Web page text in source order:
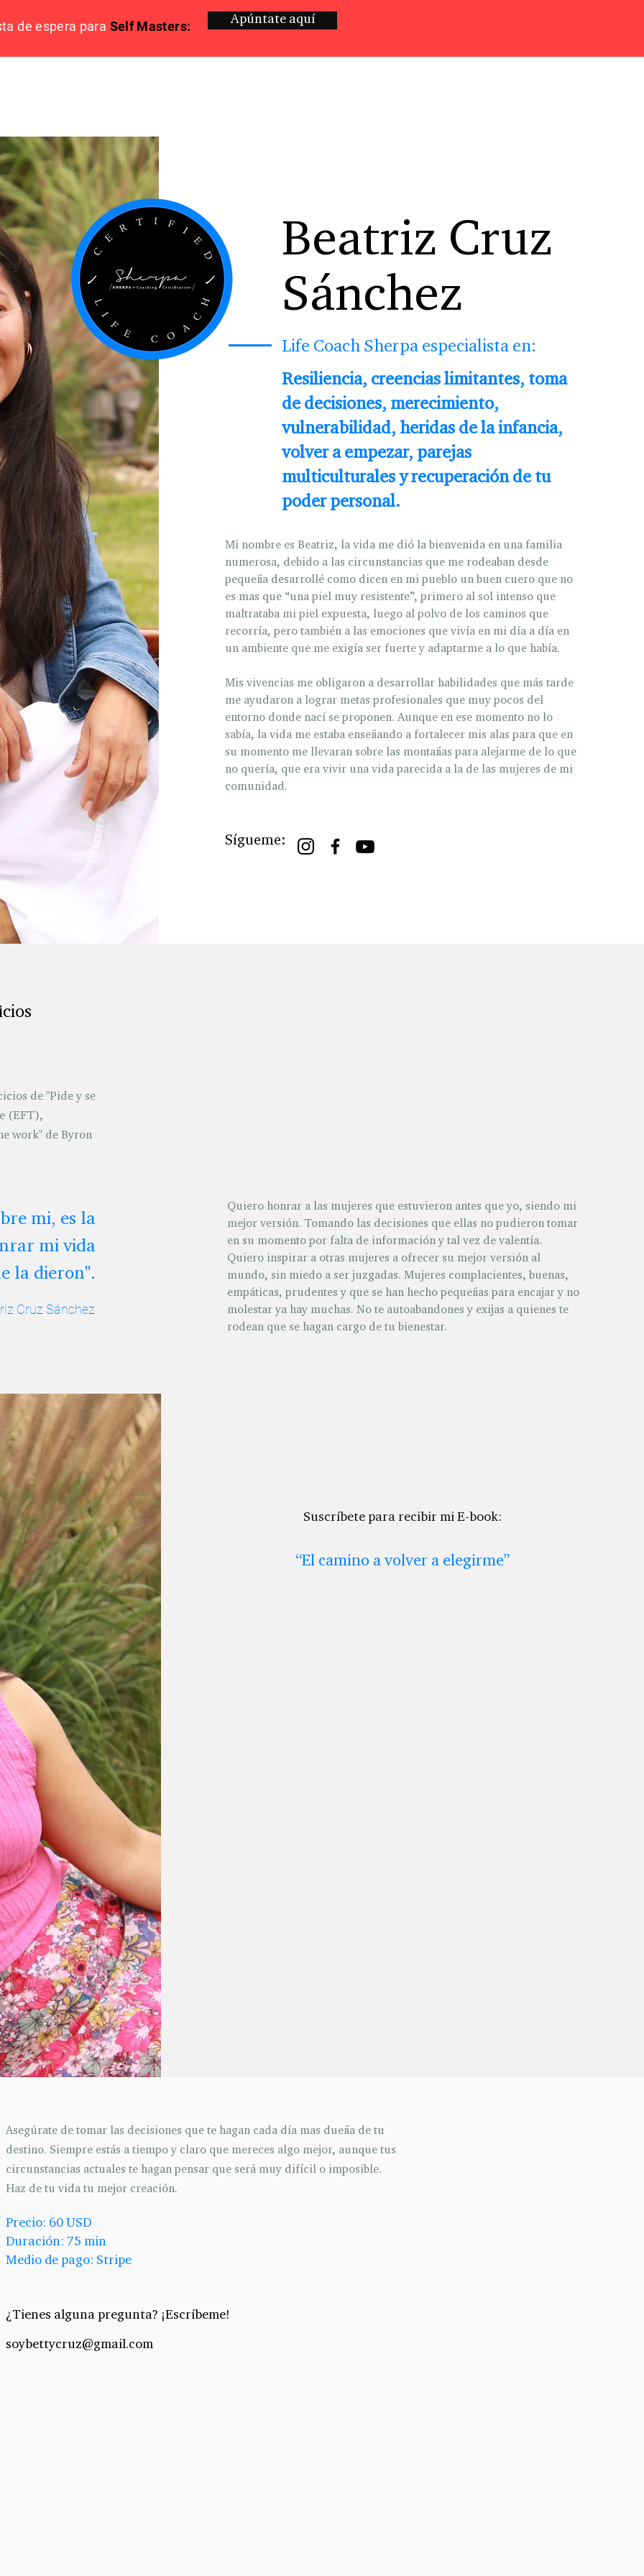
de espera para Self Masters: Apúntate aquí
Beatriz Cruz
Sánchez
Life Coach Sherpa especialista en:
Resiliencia, creencias limitantes, toma
de decisiones, merecimiento,
vulnerabilidad, heridas de la infancia,
volver a empezar, parejas
multiculturales y recuperación de tu
poder personal.
Mi nombre es Beatriz, la vida me dió la bienvenida en una familia
numerosa, debido a las circunstancias que me rodeaban desde
pequeña desarrollé como dicen en mi pueblo un buen cuero que no
es mas que “una piel muy resistente”, primero al sol intenso que
maltrataba mi piel expuesta, luego al polvo de los caminos que
recorría, pero también a las emociones que vivía en mi día a día en
un ambiente que me exigía ser fuerte y adaptarme a lo que había.
Mis vivencias me obligaron a desarrollar habilidades que más tarde
me ayudaron a lograr metas profesionales que muy pocos del
entorno donde nací se proponen. Aunque en ese momento no lo
sabía, la vida me estaba enseñando a fortalecer mis alas para que en
su momento me llevaran sobre las montañas para alejarme de lo que
no quería, que era vivir una vida parecida a la de las mujeres de mi
comunidad.
Sígueme:
de "Pide y se
(EFT),
work" de Byron
mi, es la
mi vida
la dieron".
Cruz Sánchez
Quiero honrar a las mujeres que estuvieron antes que yo, siendo mi
mejor versión. Tomando las decisiones que ellas no pudieron tomar
en su momento por falta de información y tal vez de valentía.
Quiero inspirar a otras mujeres a ofrecer su mejor versión al
mundo, sin miedo a ser juzgadas. Mujeres complacientes, buenas,
empáticas, prudentes y que se han hecho pequeñas para encajar y no
molestar ya hay muchas. No te autoabandones y exijas a quienes te
rodean que se hagan cargo de tu bienestar.
Suscríbete para recibir mi E-book:
“El camino a volver a elegirme”
Asegúrate de tomar las decisiones que te hagan cada día mas dueña de tu
destino. Siempre estás a tiempo y claro que mereces algo mejor, aunque tus
circunstancias actuales te hagan pensar que será muy difícil o imposible.
Haz de tu vida tu mejor creación.
Precio: 60 USD
Duración: 75 min
Medio de pago: Stripe
¿Tienes alguna pregunta? ¡Escríbeme!
soybettycruz@gmail.com